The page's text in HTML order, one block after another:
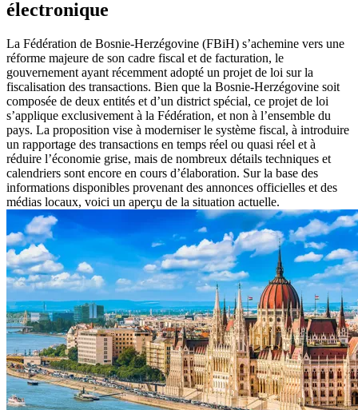
électronique
La Fédération de Bosnie‑Herzégovine (FBiH) s’achemine vers une
réforme majeure de son cadre fiscal et de facturation, le
gouvernement ayant récemment adopté un projet de loi sur la
fiscalisation des transactions. Bien que la Bosnie‑Herzégovine soit
composée de deux entités et d’un district spécial, ce projet de loi
s’applique exclusivement à la Fédération, et non à l’ensemble du
pays. La proposition vise à moderniser le système fiscal, à introduire
un rapportage des transactions en temps réel ou quasi réel et à
réduire l’économie grise, mais de nombreux détails techniques et
calendriers sont encore en cours d’élaboration. Sur la base des
informations disponibles provenant des annonces officielles et des
médias locaux, voici un aperçu de la situation actuelle.